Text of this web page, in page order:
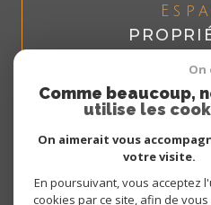
Se
© 2026 | TOUS DROITS RÉSERVÉS |
NOS HONORAIRES
PLAN DU SITE
On
Comme beaucoup,
utilise les
On aimerait vous
votre visite.
En poursuivant, vous acceptez
cookies par ce site, afin de